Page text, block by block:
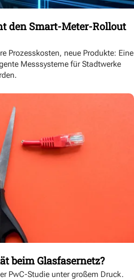
den Smart-Meter-Rollout
Prozesskosten, neue Produkte: Eine
Messsysteme für Stadtwerke
beim Glasfasernetz?
PwC-Studie unter großem Druck.